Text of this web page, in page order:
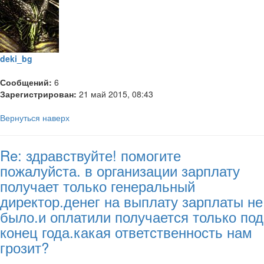
deki_bg
Сообщений: 6
Зарегистрирован: 21 май 2015, 08:43
Вернуться наверх
Re: здравствуйте! помогите
пожалуйста. в организации зарплату
получает только генеральный
директор.денег на выплату зарплаты не
было.и оплатили получается только под
конец года.какая ответственность нам
грозит?